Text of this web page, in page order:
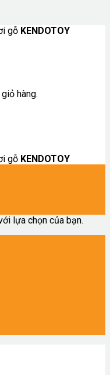
gỗ KENDOTOY
hàng.
gỗ KENDOTOY
lựa chọn của bạn.